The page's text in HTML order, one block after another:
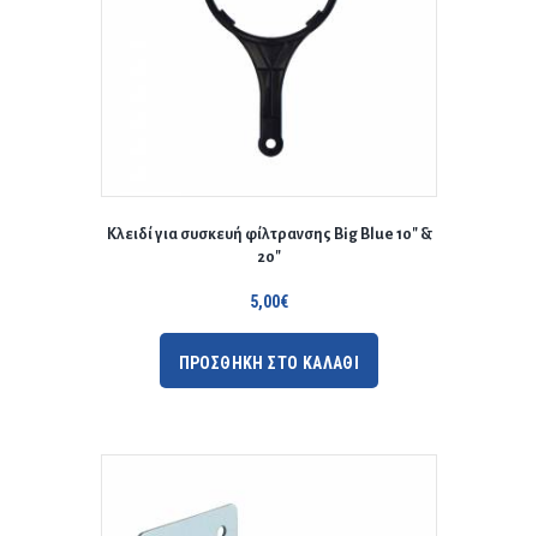
Κλειδί για συσκευή φίλτρανσης Big Blue 10″ &
20″
5,00€
ΠΡΟΣΘΗΚΗ ΣΤΟ ΚΑΛΑΘΙ